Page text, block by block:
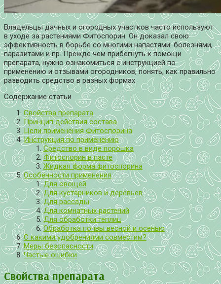
Владельцы дачных и огородных участков часто используют
в уходе за растениями Фитоспорин. Он доказал свою
эффективность в борьбе со многими напастями: болезнями,
паразитами и пр. Прежде чем прибегнуть к помощи
препарата, нужно ознакомиться с инструкцией по
применению и отзывами огородников, понять, как правильно
разводить средство в разных формах.
Содержание статьи
Свойства препарата
Принцип действия состава
Цели применения Фитоспорина
Инструкция по применению
Средство в виде порошка
Фитоспорин в пасте
Жидкая форма фитоспорина
Особенности применения
Для овощей
Для кустарников и деревьев
Для рассады
Для комнатных растений
Для обработки теплиц
Обработка почвы весной и осенью
С какими удобрениями совместим?
Меры безопасности
Частые ошибки
Свойства препарата